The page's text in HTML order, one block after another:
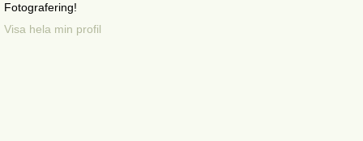
Fotografering!
Visa hela min profil